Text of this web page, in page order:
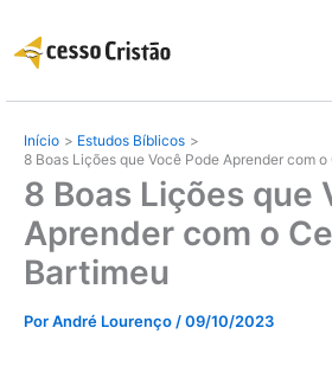
para
conteúdo
Início
Estudos Bíblicos
8 Boas Lições que Você Pode Aprender com o
8 Boas Lições que
Aprender com o
Bartimeu
PorAndré Lourenço /09/10/2023